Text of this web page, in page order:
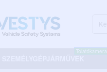
SZEMÉLYGÉPJÁRMŰVEK
Tolatókamera